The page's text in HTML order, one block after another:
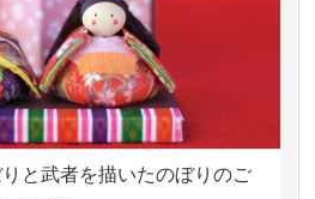
川の方からお申込み
川の方からお申込み
原の方からお申込み
都の方からお申込み
形の仕分けなども丁寧に行う
（料金や送り方等）がとて
利用させていただきまし
と武者を描いたのぼりのご